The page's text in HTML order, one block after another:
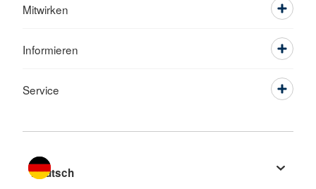
Mitwirken
Informieren
Service
Sprache wechseln zu